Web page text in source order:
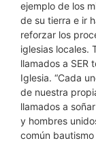
ejemplo de los
de su tierra e ir
reforzar los
iglesias locales.
llamados a SER
Iglesia. “Cada
de nuestra
llamados a
y hombres
común